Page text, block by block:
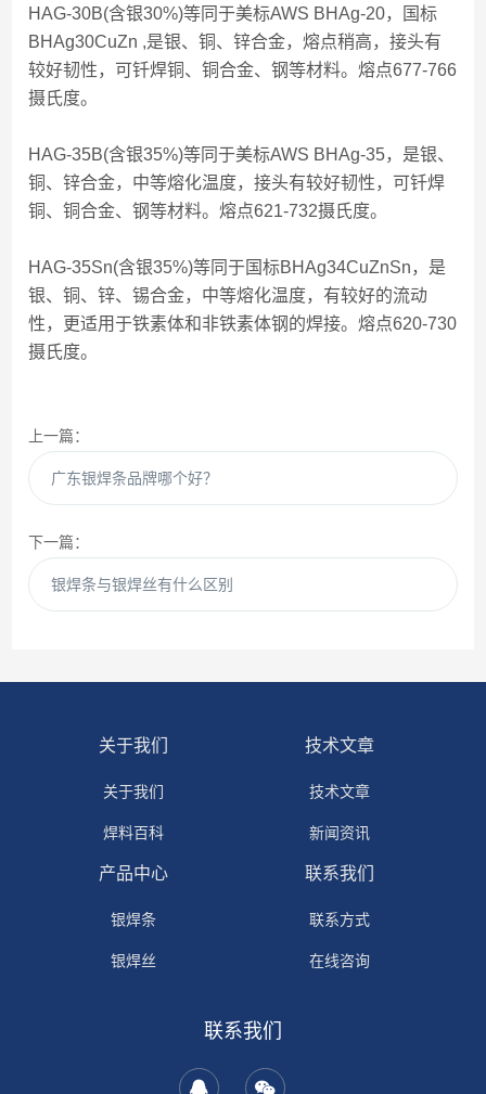
HAG-30B(含银30%)等同于美标AWS BHAg-20，国标
BHAg30CuZn ,是银、铜、锌合金，熔点稍高，接头有
较好韧性，可钎焊铜、铜合金、钢等材料。熔点677-766
摄氏度。
HAG-35B(含银35%)等同于美标AWS BHAg-35，是银、
铜、锌合金，中等熔化温度，接头有较好韧性，可钎焊
铜、铜合金、钢等材料。熔点621-732摄氏度。
HAG-35Sn(含银35%)等同于国标BHAg34CuZnSn，是
银、铜、锌、锡合金，中等熔化温度，有较好的流动
性，更适用于铁素体和非铁素体钢的焊接。熔点620-730
摄氏度。
上一篇：
广东银焊条品牌哪个好？
下一篇：
银焊条与银焊丝有什么区别
关于我们
关于我们
焊料百科
技术文章
技术文章
新闻资讯
产品中心
银焊条
银焊丝
联系我们
联系方式
在线咨询
联系我们